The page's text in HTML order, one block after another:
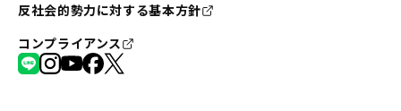
反社会的勢力に対する基本方針
コンプライアンス